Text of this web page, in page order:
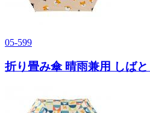
05-599
折り畳み傘 晴雨兼用 しば